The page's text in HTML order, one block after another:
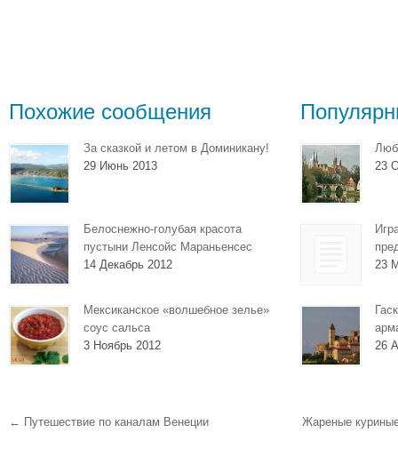
Похожие сообщения
За сказкой и летом в Доминикану!
29 Июнь 2013
Белоснежно-голубая красота
пустыни Ленсойс Мараньенсес
14 Декабрь 2012
Мексиканское «волшебное зелье»
соус сальса
3 Ноябрь 2012
23
23
26
← Путешествие по каналам Венеции Жареные